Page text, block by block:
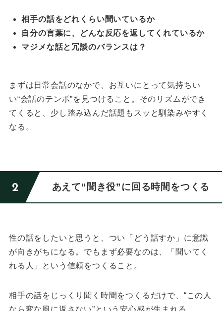
相手の話をどれくらい聞いているか
自分の言葉に、どんな反応を返してくれているか
マジメな話と冗談のバランスは？
まずは日常会話のなかで、お互いにとって気持ちい
い“会話のテンポ”を見つけること。 そのリズムができ
てくると、少し踏み込んだ話題もスッと馴染みやすく
なる。
あえて“聞き役”に回る時間をつくる
性の話をしたいと思うと、つい「どう話すか」に意識
が向きがちになる。 でもまず必要なのは、「聞いてく
れる人」という信頼をつくること。
相手の話をじっくり聞く時間をつくるだけで、 “この人